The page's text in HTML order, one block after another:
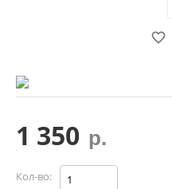

1 350 р.
Кол-во: